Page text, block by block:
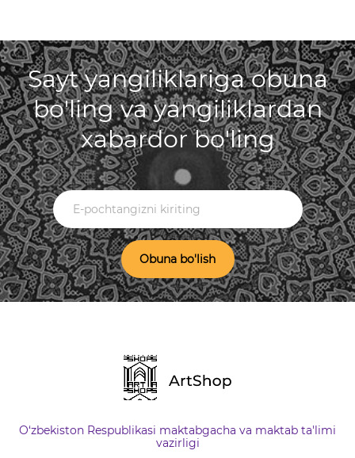
Sayt yangiliklariga obuna
bo'ling va yangiliklardan
xabardor bo'ling
Obuna bo'lish
O‘zbekiston Respublikasi maktabgacha va maktab ta'limi
vazirligi